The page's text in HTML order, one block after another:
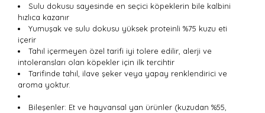
Sulu dokusu sayesinde en seçici köpeklerin bile kalbini
hızlıca kazanır
Yumuşak ve sulu dokusu yüksek proteinli %75 kuzu eti
içerir
Tahıl içermeyen özel tarifi iyi tolere edilir, alerji ve
intoleransları olan köpekler için ilk tercihtir
Tarifinde tahıl, ilave şeker veya yapay renklendirici ve
aroma yoktur.
Bileşenler: Et ve hayvansal yan ürünler (kuzudan %55,